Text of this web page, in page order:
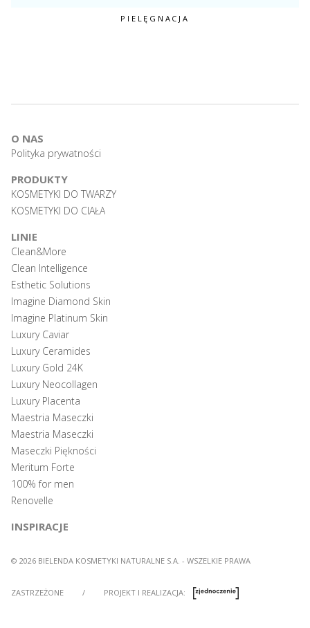
PIELĘGNACJA
O NAS
Polityka prywatności
PRODUKTY
KOSMETYKI DO TWARZY
KOSMETYKI DO CIAŁA
LINIE
Clean&More
Clean Intelligence
Esthetic Solutions
Imagine Diamond Skin
Imagine Platinum Skin
Luxury Caviar
Luxury Ceramides
Luxury Gold 24K
Luxury Neocollagen
Luxury Placenta
Maestria Maseczki
Maestria Maseczki
Maseczki Piękności
Meritum Forte
100% for men
Renovelle
INSPIRACJE
© 2026 BIELENDA KOSMETYKI NATURALNE S.A. - WSZELKIE PRAWA
ZASTRZEŻONE / PROJEKT I REALIZACJA: